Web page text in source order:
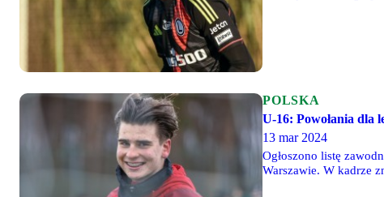
POLSKA
U-16: Powołania dla
13 mar 2024
Ogłoszono listę
Warszawie. W kadrze